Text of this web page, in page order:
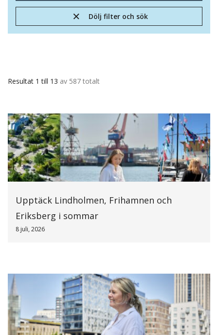
Dölj filter och sök
Resultat 1 till 13 av 587 totalt
Upptäck Lindholmen, Frihamnen och
Eriksberg i sommar
8 juli, 2026